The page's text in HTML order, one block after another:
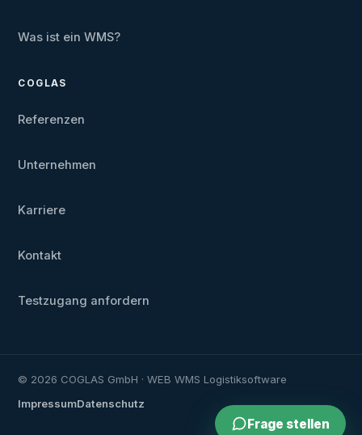
Was ist ein WMS?
COGLAS
Referenzen
Unternehmen
Karriere
Kontakt
Testzugang anfordern
© 2026 COGLAS GmbH · WEB WMS Logistiksoftware
ImpressumDatenschutz
Frage stellen